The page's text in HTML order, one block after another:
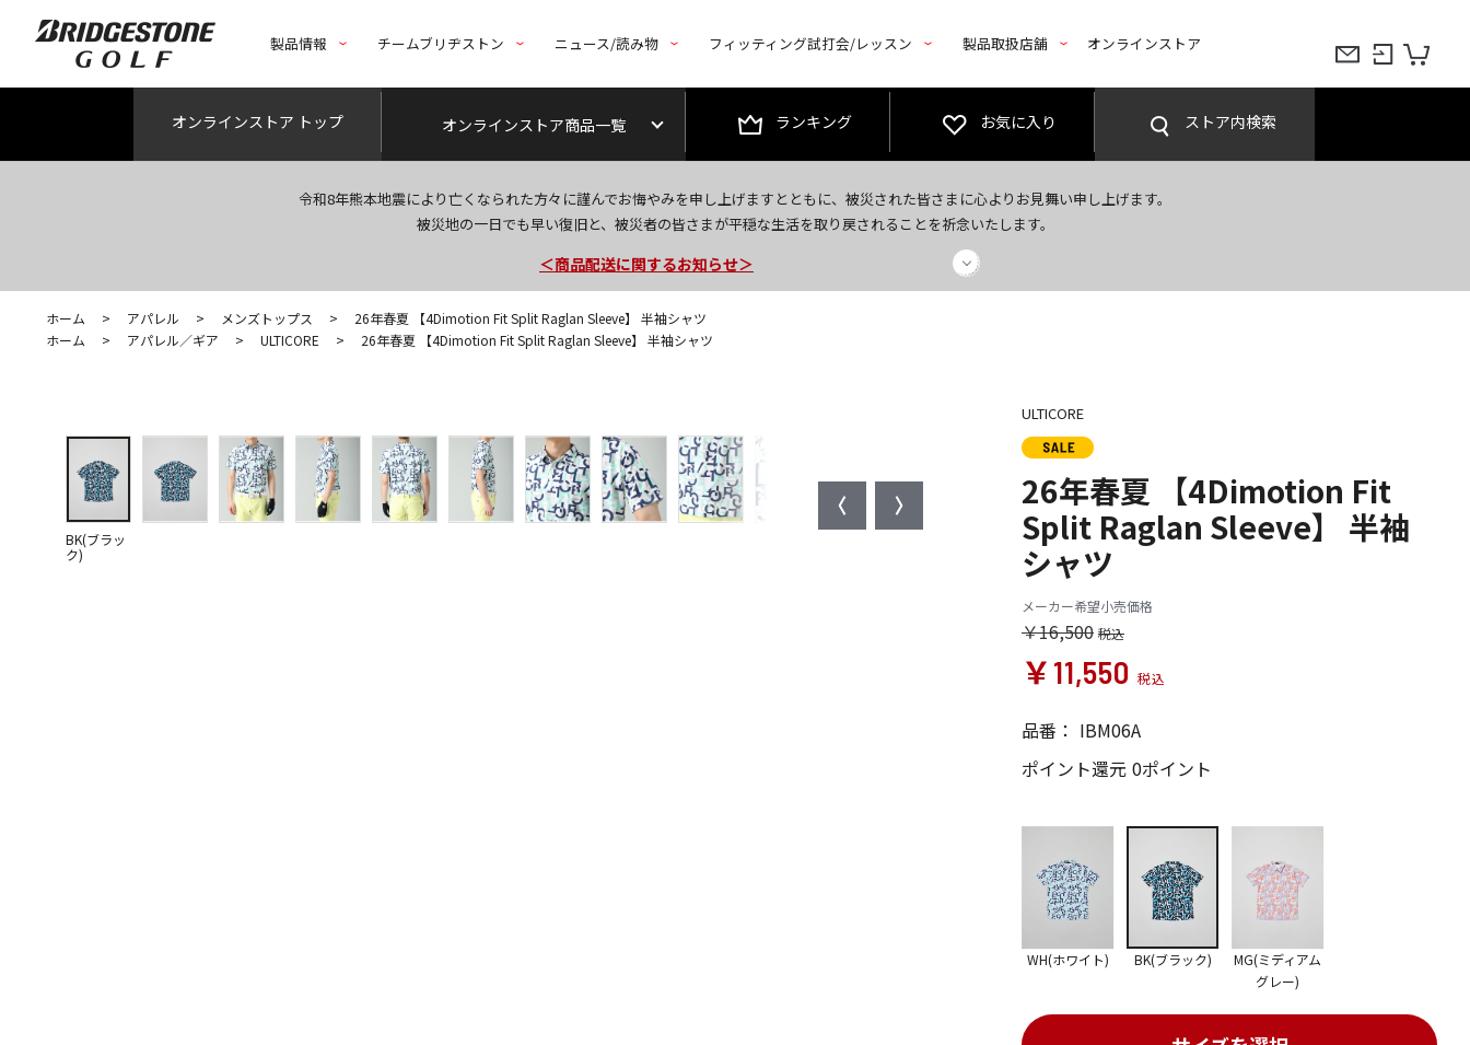
製品情報 チームブリヂストン ニュース/読み物 フィッティング試打会/レッスン 製品取扱店舗 オンラインストア
オンラインストア トップ オンラインストア商品一覧 ランキング お気に入り ストア内検索
令和8年熊本地震により亡くなられた方々に謹んでお悔やみを申し上げますとともに、被災された皆さまに心よりお見舞い申し上げます。
被災地の一日でも早い復旧と、被災者の皆さまが平穏な生活を取り戻されることを祈念いたします。
今なら新規会員登録で1,000円OFFクーポンプレゼント！
＜商品配送に関するお知らせ＞
＜夏季休暇中のご注文・発送・お問い合わせ＞
ホーム > アパレル > メンズトップス >
26年春夏 【4Dimotion Fit Split Raglan Sleeve】 半袖シャツ
ホーム
> アパレル／ギア > ULTICORE > 26年春夏 【4Dimotion Fit Split Raglan Sleeve】 半袖シャツ
BK(ブラッ
ク)
ULTICORE
26年春夏 【4Dimotion Fit
Split Raglan Sleeve】 半袖
シャツ
メーカー希望小売価格
￥16,500
￥11,550
品番： IBM06A
ポイント還元 0ポイント
WH(ホワイト) BK(ブラック)
MG(ミディアム
グレー)